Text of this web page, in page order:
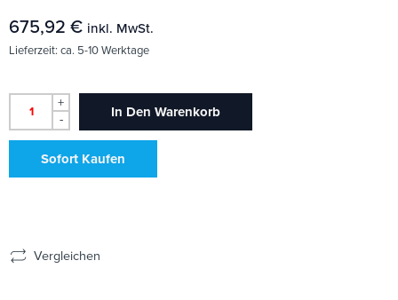
675,92 € inkl. MwSt.
Lieferzeit: ca. 5-10 Werktage
+
-
In Den Warenkorb
Sofort Kaufen
Vergleichen